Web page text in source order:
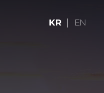
KR EN